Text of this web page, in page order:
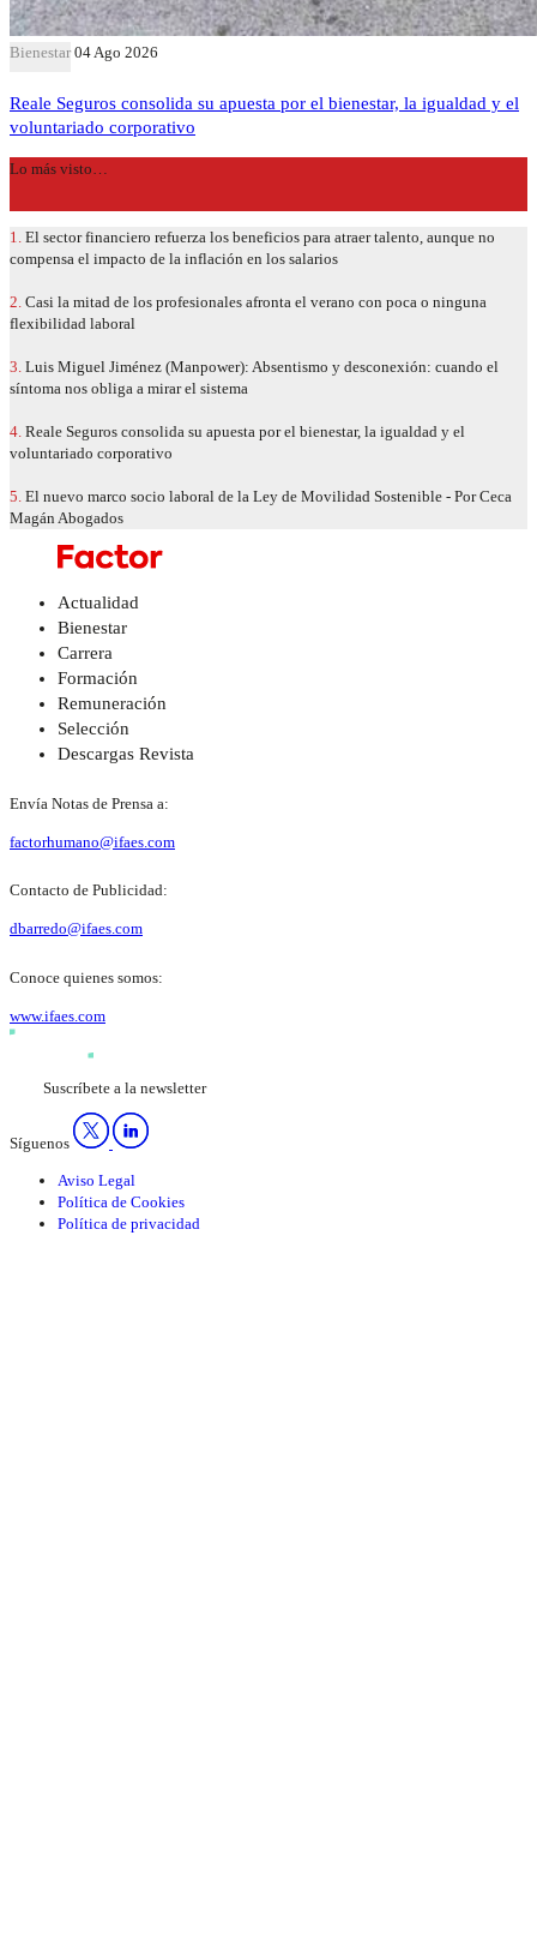
Bienestar 04 Ago 2026
Reale Seguros consolida su apuesta por el bienestar, la igualdad y el
voluntariado corporativo
Lo más visto…
1. El sector financiero refuerza los beneficios para atraer talento, aunque no
compensa el impacto de la inflación en los salarios
2. Casi la mitad de los profesionales afronta el verano con poca o ninguna
flexibilidad laboral
3. Luis Miguel Jiménez (Manpower): Absentismo y desconexión: cuando el
síntoma nos obliga a mirar el sistema
4. Reale Seguros consolida su apuesta por el bienestar, la igualdad y el
voluntariado corporativo
5. El nuevo marco socio laboral de la Ley de Movilidad Sostenible - Por Ceca
Magán Abogados
Actualidad
Bienestar
Carrera
Formación
Remuneración
Selección
Descargas Revista
Envía Notas de Prensa a:
factorhumano@ifaes.com
Contacto de Publicidad:
dbarredo@ifaes.com
Conoce quienes somos:
www.ifaes.com
Suscríbete a la newsletter
Síguenos
Aviso Legal
Política de Cookies
Política de privacidad